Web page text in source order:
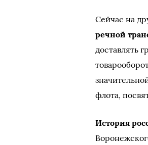
Сейчас на
речной
доставлять
флота,
История